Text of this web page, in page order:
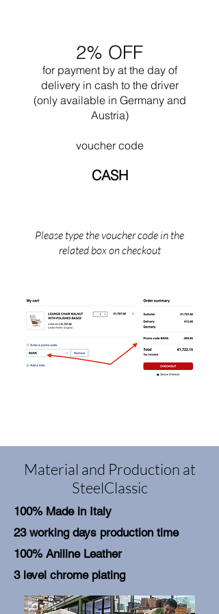
2% OFF
for payment by at the day of
delivery in cash to the driver
(only available in Germany and
Austria)
voucher code
CASH
Please type the voucher code in the
related box on checkout
Material and Production at
SteelClassic
100% Made in Italy
23 working days production time
100% Aniline Leather
3 level chrome plating